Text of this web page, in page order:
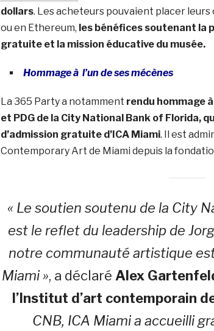
dollars. Les acheteurs pouvaient placer
ou en Ethereum, les bénéfices soutenant la
gratuite et la mission éducative du musée.
Hommage à l’un de ses mécènes
La 365 Party a notamment rendu hommage
et PDG de la City National Bank of Florida,
d’admission gratuite d’ICA Miami. Il est
Contemporary Art de Miami depuis la
« Le soutien soutenu de la City
est le reflet du leadership de
notre communauté artistique
Miami », a déclaré Alex
l’Institut d’art contemporain
CNB, ICA Miami a accueilli